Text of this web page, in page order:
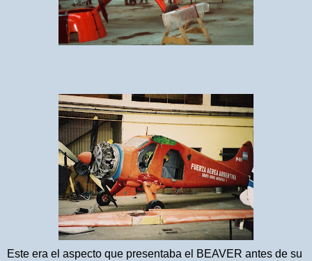
Este era el aspecto que presentaba el BEAVER antes de su